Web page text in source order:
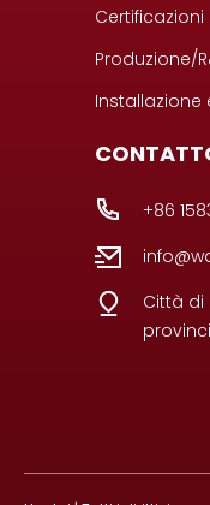
Certificazioni
Produzione/
Installazione
+86
Città di